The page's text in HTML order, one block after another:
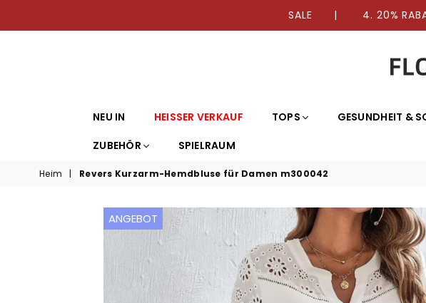
SALE | 4. 20%
NEU IN HEISSER VERKAUF TOPS GESUNDHEIT &
ZUBEHÖR
SPIELRAUM
Heim | Revers Kurzarm-Hemdbluse für Damen m300042
ANGEBOT